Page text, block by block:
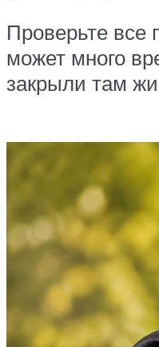
Проверьте все
может много
закрыли там